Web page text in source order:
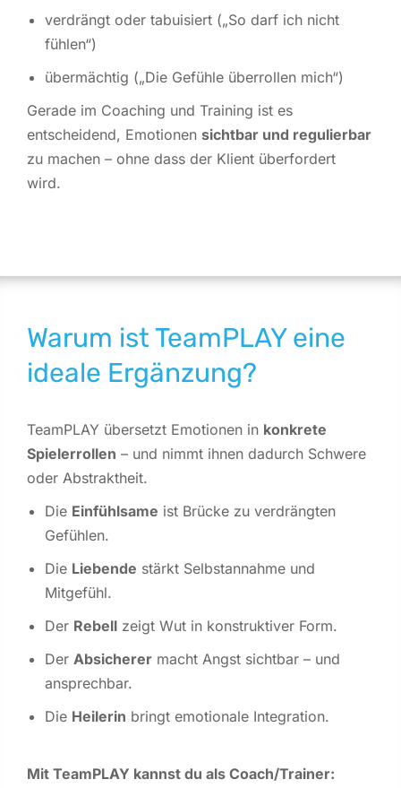
verdrängt oder tabuisiert („So darf ich nicht
fühlen“)
übermächtig („Die Gefühle überrollen mich“)
Gerade im Coaching und Training ist es
entscheidend, Emotionen sichtbar und regulierbar
zu machen – ohne dass der Klient überfordert
wird.
Warum ist TeamPLAY eine
ideale Ergänzung?
TeamPLAY übersetzt Emotionen in konkrete
Spielerrollen – und nimmt ihnen dadurch Schwere
oder Abstraktheit.
Die Einfühlsame ist Brücke zu verdrängten
Gefühlen.
Die Liebende stärkt Selbstannahme und
Mitgefühl.
Der Rebell zeigt Wut in konstruktiver Form.
Der Absicherer macht Angst sichtbar – und
ansprechbar.
Die Heilerin bringt emotionale Integration.
Mit TeamPLAY kannst du als Coach/Trainer: